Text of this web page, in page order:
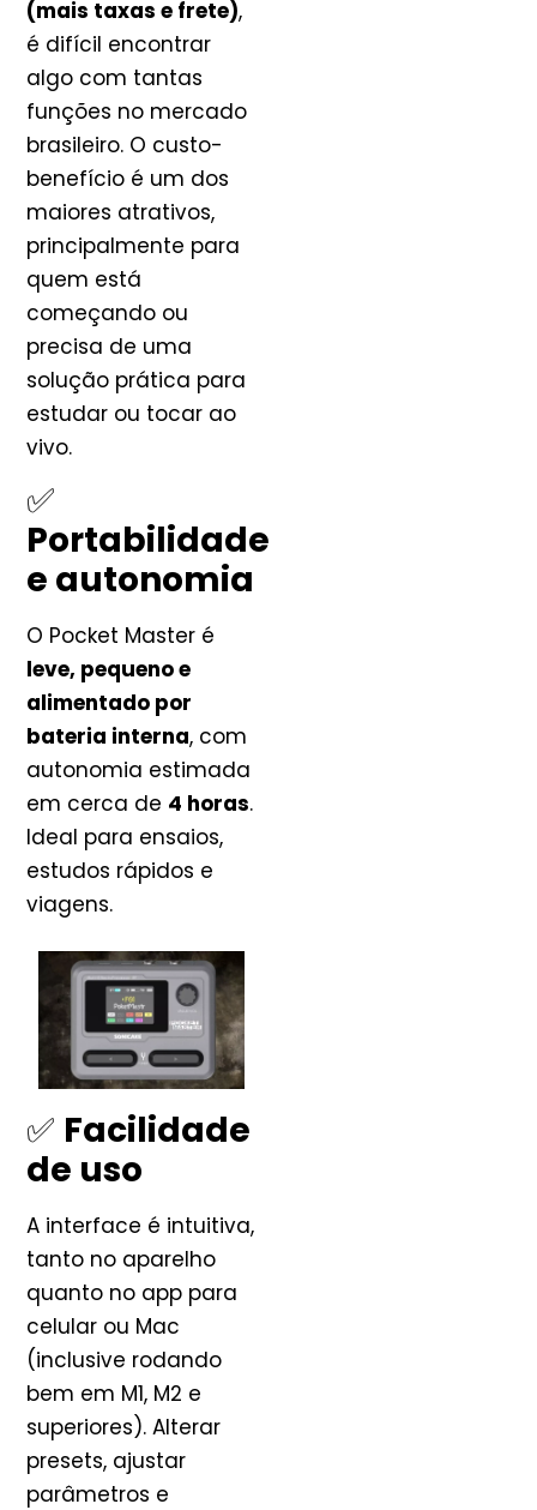
(mais taxas e frete),
é difícil encontrar
algo com tantas
funções no mercado
brasileiro. O custo-
benefício é um dos
maiores atrativos,
principalmente para
quem está
começando ou
precisa de uma
solução prática para
estudar ou tocar ao
vivo.
✅
Portabilidade
e autonomia
O Pocket Master é
leve, pequeno e
alimentado por
bateria interna, com
autonomia estimada
em cerca de 4 horas.
Ideal para ensaios,
estudos rápidos e
viagens.
✅ Facilidade
de uso
A interface é intuitiva,
tanto no aparelho
quanto no app para
celular ou Mac
(inclusive rodando
bem em M1, M2 e
superiores). Alterar
presets, ajustar
parâmetros e